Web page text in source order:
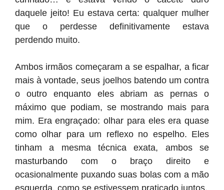
daquele jeito! Eu estava certa: qualquer mulher
que o perdesse definitivamente estava
perdendo muito.
Ambos irmãos começaram a se espalhar, a ficar
mais à vontade, seus joelhos batendo um contra
o outro enquanto eles abriam as pernas o
máximo que podiam, se mostrando mais para
mim. Era engraçado: olhar para eles era quase
como olhar para um reflexo no espelho. Eles
tinham a mesma técnica exata, ambos se
masturbando com o braço direito e
ocasionalmente puxando suas bolas com a mão
esquerda, como se estivessem praticado juntos.